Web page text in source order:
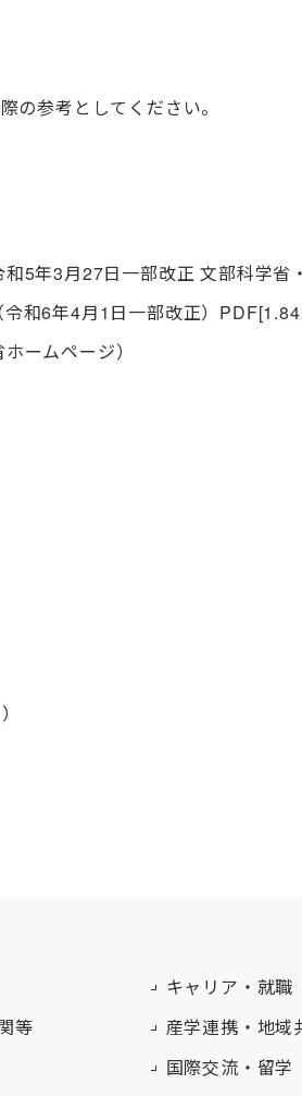
の参考としてください。
5年3月27日一部改正 文部科学省
和6年4月1日一部改正） PDF
ームページ）
等
キャリア・就職
産学連携・地域
国際交流・留学